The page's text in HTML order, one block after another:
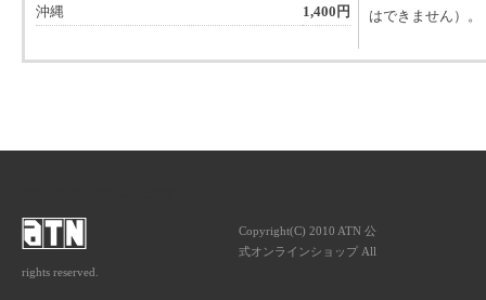
沖縄
1,400円
はできません）。
Copyright(C) 2010 ATN 公
式オンラインショップ All
rights reserved.